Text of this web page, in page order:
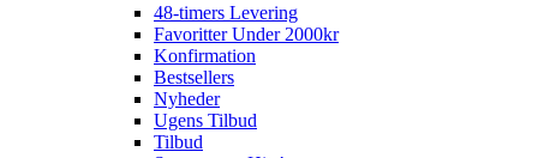
48-timers Levering
Favoritter Under 2000kr
Konfirmation
Bestsellers
Nyheder
Ugens Tilbud
Tilbud